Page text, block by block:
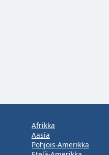
Afrikka
Aasia
Pohjois-Amerikka